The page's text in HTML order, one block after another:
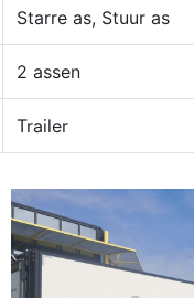
Starre as, Stuur as
2 assen
Trailer